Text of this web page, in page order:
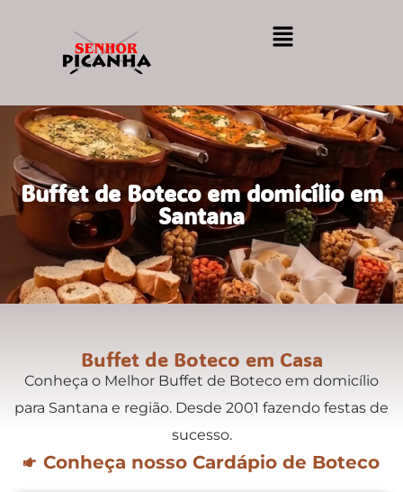
Buffet de Boteco em domicílio em
Santana
Buffet de Boteco em Casa
Conheça o Melhor Buffet de Boteco em domicílio
para Santana e região. Desde 2001 fazendo festas de
sucesso.
Conheça nosso Cardápio de Boteco